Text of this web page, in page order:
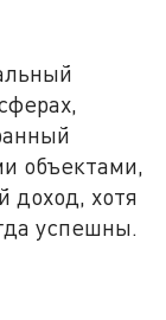
объектами,
доход, хотя
успешны.